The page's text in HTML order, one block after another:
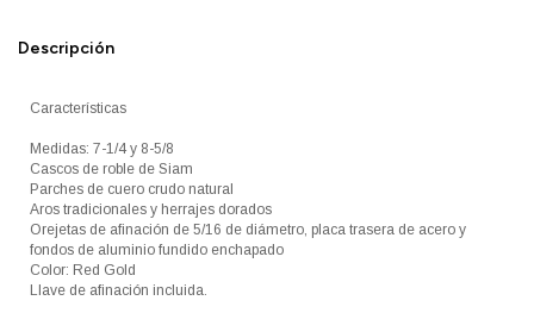
Descripción
Características
Medidas: 7-1/4 y 8-5/8
Cascos de roble de Siam
Parches de cuero crudo natural
Aros tradicionales y herrajes dorados
Orejetas de afinación de 5/16 de diámetro, placa trasera de acero y
fondos de aluminio fundido enchapado
Color: Red Gold
Llave de afinación incluida.